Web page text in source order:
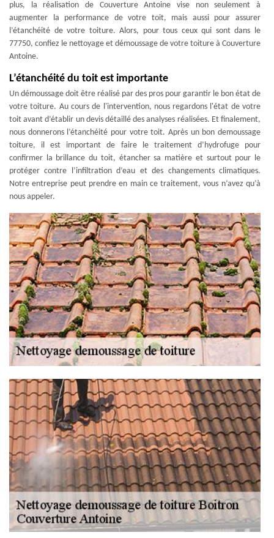
plus, la réalisation de Couverture Antoine vise non seulement à
augmenter la performance de votre toit, mais aussi pour assurer
l’étanchéité de votre toiture. Alors, pour tous ceux qui sont dans le
77750, confiez le nettoyage et démoussage de votre toiture à Couverture
Antoine.
L’étanchéité du toit est importante
Un démoussage doit être réalisé par des pros pour garantir le bon état de
votre toiture. Au cours de l'intervention, nous regardons l'état de votre
toit avant d’établir un devis détaillé des analyses réalisées. Et finalement,
nous donnerons l’étanchéité pour votre toit. Après un bon demoussage
toiture, il est important de faire le traitement d’hydrofuge pour
confirmer la brillance du toit, étancher sa matière et surtout pour le
protéger contre l’infiltration d’eau et des changements climatiques.
Notre entreprise peut prendre en main ce traitement, vous n’avez qu’à
nous appeler.